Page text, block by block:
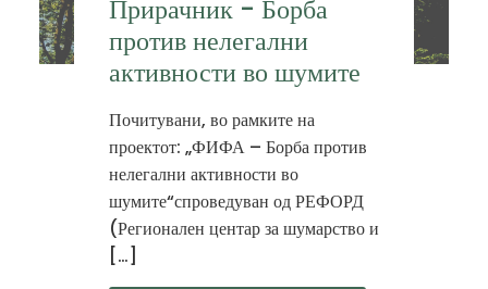
Прирачник - Борба
против нелегални
активности во шумите
Почитувани, во рамките на
проектот: „ФИФА – Борба против
нелегални активности во
шумите“спроведуван од РЕФОРД
(Регионален центар за шумарство и
[…]